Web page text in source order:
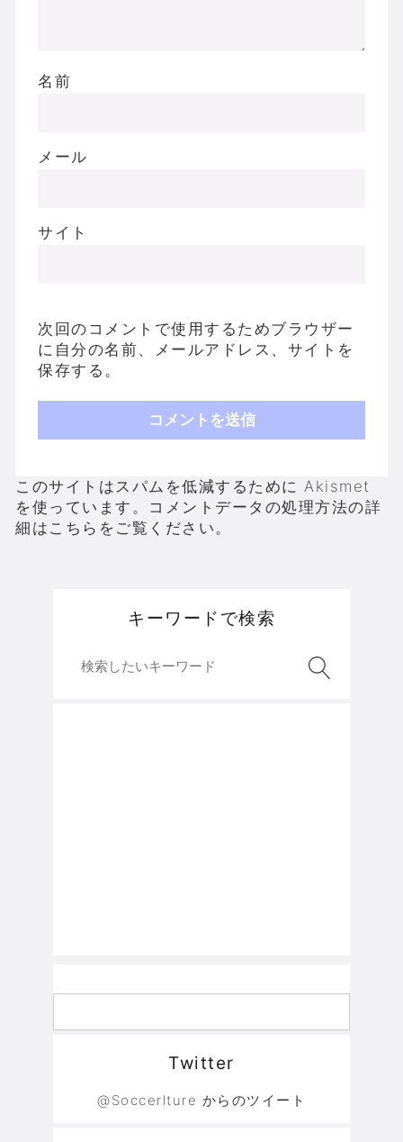
名前
メール
サイト
次回のコメントで使用するためブラウザー
に自分の名前、メールアドレス、サイトを
保存する。
このサイトはスパムを低減するために Akismet
を使っています。 コメントデータの処理方法の詳
細はこちらをご覧ください。
キーワードで検索
Twitter
@Soccerlture からのツイート